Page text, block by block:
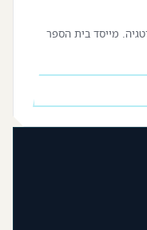
מייסד בית הספר